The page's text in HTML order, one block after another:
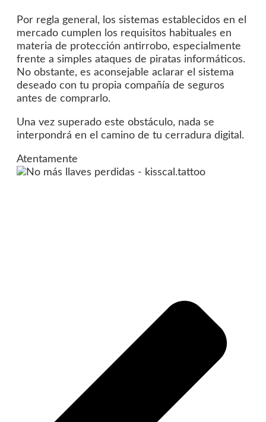
Por regla general, los sistemas establecidos en el
mercado cumplen los requisitos habituales en
materia de protección antirrobo, especialmente
frente a simples ataques de piratas informáticos.
No obstante, es aconsejable aclarar el sistema
deseado con tu propia compañía de seguros
antes de comprarlo.
Una vez superado este obstáculo, nada se
interpondrá en el camino de tu cerradura digital.
Atentamente